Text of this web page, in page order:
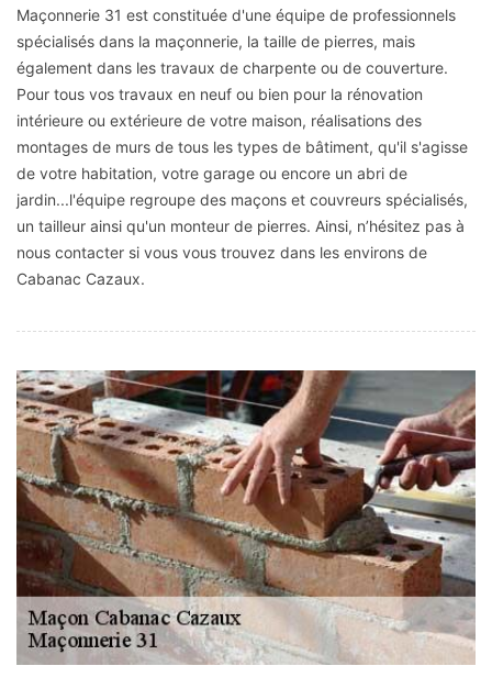
Maçonnerie 31 est constituée d'une équipe de professionnels
spécialisés dans la maçonnerie, la taille de pierres, mais
également dans les travaux de charpente ou de couverture.
Pour tous vos travaux en neuf ou bien pour la rénovation
intérieure ou extérieure de votre maison, réalisations des
montages de murs de tous les types de bâtiment, qu'il s'agisse
de votre habitation, votre garage ou encore un abri de
jardin...l'équipe regroupe des maçons et couvreurs spécialisés,
un tailleur ainsi qu'un monteur de pierres. Ainsi, n’hésitez pas à
nous contacter si vous vous trouvez dans les environs de
Cabanac Cazaux.